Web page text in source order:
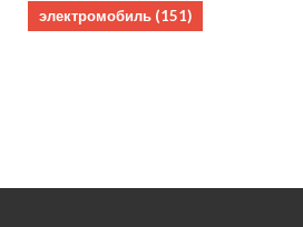
электромобиль (151)